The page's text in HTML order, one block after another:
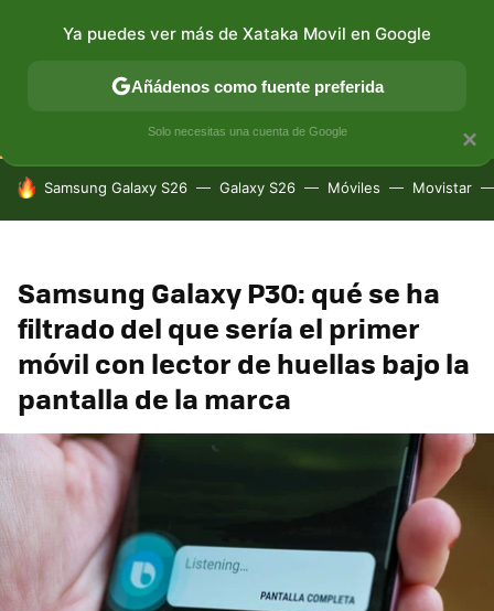
CONECTIVIDAD MÓVIL Y SOCIEDAD APLICACIONES
HOY SE HABLA DE
Samsung Galaxy S26 Galaxy S26 Móviles Movistar
Samsung Galaxy P30: qué se ha
filtrado del que sería el primer
móvil con lector de huellas bajo la
pantalla de la marca
×
Ya puedes ver más de Xataka Movil en Google
Añádenos como fuente preferida
Solo necesitas una cuenta de Google